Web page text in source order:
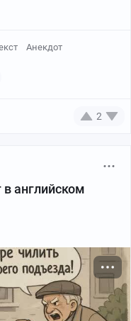
сколько хочешь.
Я буду прям сейчас
Анекдот
2
английском